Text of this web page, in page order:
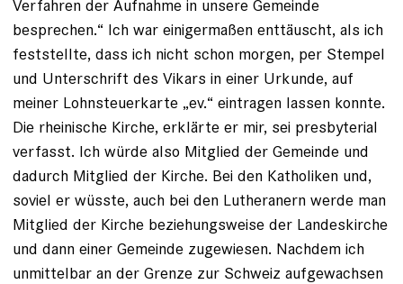
Verfahren der Auf­nahme in unsere Gemeinde
besprechen.“ Ich war einigermaßen enttäuscht, als ich
feststellte, dass ich nicht schon morgen, per Stempel
und Unterschrift des Vikars in einer Urkunde, auf
meiner Lohnsteuerkarte „ev.“ eintragen lassen konnte.
Die rheinische ­Kirche, erklärte er mir, sei presbyterial
verfasst. Ich würde also Mitglied der Gemeinde und
dadurch Mitglied der Kirche. Bei den Katholiken und,
soviel er wüsste, auch bei den Lutheranern werde man
Mitglied der Kirche beziehungsweise der Landeskirche
und dann einer Gemeinde zugewiesen. Nachdem ich
unmittelbar an der Grenze zur Schweiz aufgewachsen